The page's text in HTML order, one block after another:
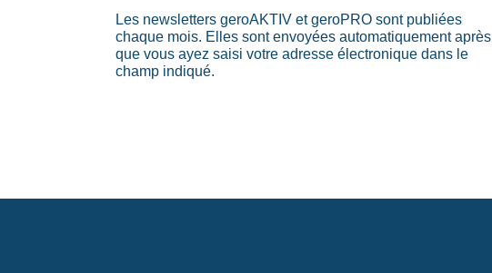
Les newsletters geroAKTIV et geroPRO sont publiées
chaque mois. Elles sont envoyées automatiquement après
que vous ayez saisi votre adresse électronique dans le
champ indiqué.